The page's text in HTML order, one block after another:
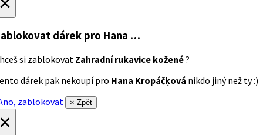
dárek pro Hana …
si zablokovat Zahradní rukavice kožené?
dárek pak nekoupí pro Hana Kropáčķová nikdo jiný než ty :)
zablokovat
× Zpět